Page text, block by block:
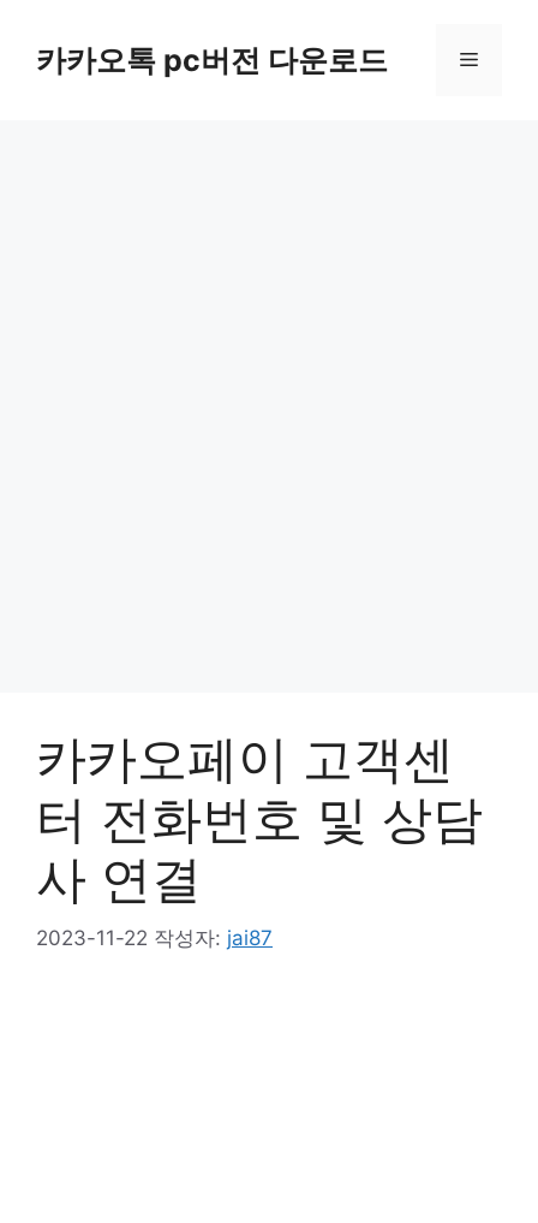
카카오톡 pc버전 다운로드 메
카카오페이 고객센
터 전화번호 및 상담
사 연결
2023-11-22 작성자: jai87